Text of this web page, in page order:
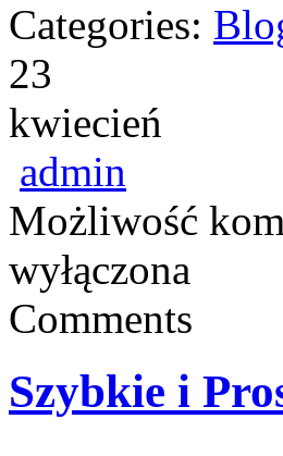
Categories:
23
kwiecień
admin
Możliwość
wyłączona
Comments
Szybkie i